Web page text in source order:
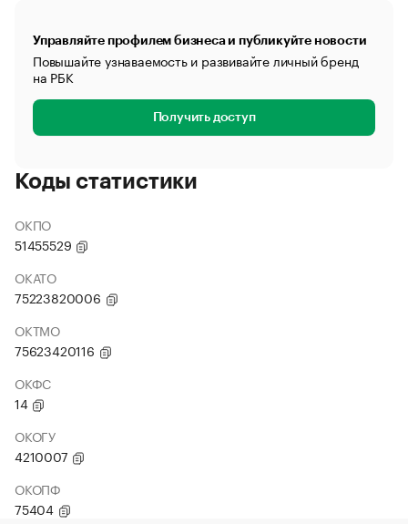
Управляйте профилем бизнеса и публикуйте новости
Повышайте узнаваемость и развивайте личный бренд
на РБК
Получить доступ
Коды статистики
ОКПО
51455529
ОКАТО
75223820006
ОКТМО
75623420116
ОКФС
14
ОКОГУ
4210007
ОКОПФ
75404